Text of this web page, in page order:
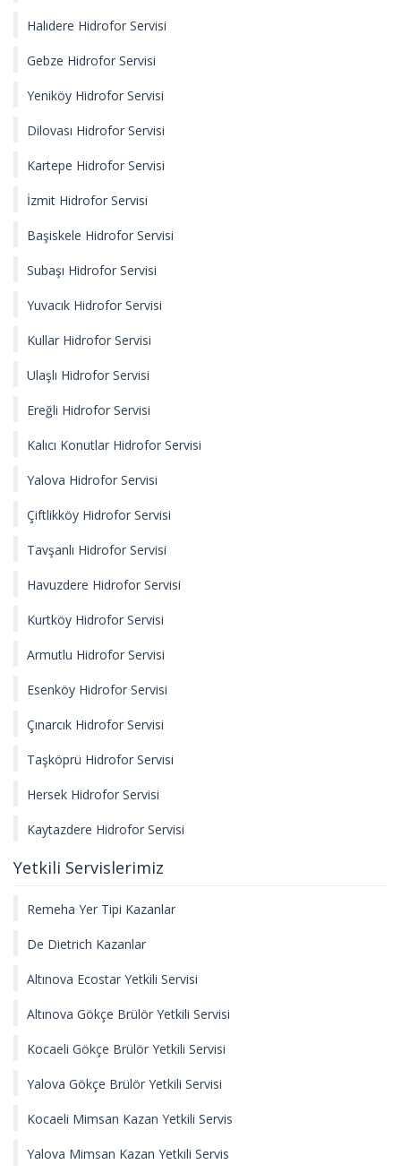
Halıdere Hidrofor Servisi
Gebze Hidrofor Servisi
Yeniköy Hidrofor Servisi
Dilovası Hidrofor Servisi
Kartepe Hidrofor Servisi
İzmit Hidrofor Servisi
Başiskele Hidrofor Servisi
Subaşı Hidrofor Servisi
Yuvacık Hidrofor Servisi
Kullar Hidrofor Servisi
Ulaşlı Hidrofor Servisi
Ereğli Hidrofor Servisi
Kalıcı Konutlar Hidrofor Servisi
Yalova Hidrofor Servisi
Çiftlikköy Hidrofor Servisi
Tavşanlı Hidrofor Servisi
Havuzdere Hidrofor Servisi
Kurtköy Hidrofor Servisi
Armutlu Hidrofor Servisi
Esenköy Hidrofor Servisi
Çınarcık Hidrofor Servisi
Taşköprü Hidrofor Servisi
Hersek Hidrofor Servisi
Kaytazdere Hidrofor Servisi
Yetkili Servislerimiz
Remeha Yer Tipi Kazanlar
De Dietrich Kazanlar
Altınova Ecostar Yetkili Servisi
Altınova Gökçe Brülör Yetkili Servisi
Kocaeli Gökçe Brülör Yetkili Servisi
Yalova Gökçe Brülör Yetkili Servisi
Kocaeli Mimsan Kazan Yetkili Servis
Yalova Mimsan Kazan Yetkili Servis